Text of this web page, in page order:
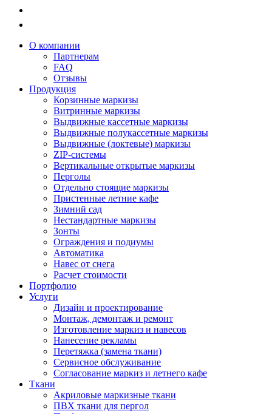
О компании
Партнерам
FAQ
Отзывы
Продукция
Корзинные маркизы
Витринные маркизы
Выдвижные кассетные маркизы
Выдвижные полукассетные маркизы
Выдвижные (локтевые) маркизы
ZIP-системы
Вертикальные открытые маркизы
Перголы
Отдельно стоящие маркизы
Пристенные летние кафе
Зимний сад
Нестандартные маркизы
Зонты
Ограждения и подиумы
Автоматика
Навес от снега
Расчет стоимости
Портфолио
Услуги
Дизайн и проектирование
Монтаж, демонтаж и ремонт
Изготовление маркиз и навесов
Нанесение рекламы
Перетяжка (замена ткани)
Сервисное обслуживание
Согласование маркиз и летнего кафе
Ткани
Акриловые маркизные ткани
ПВХ ткани для пергол